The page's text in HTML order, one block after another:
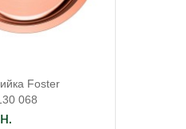
Foster
068